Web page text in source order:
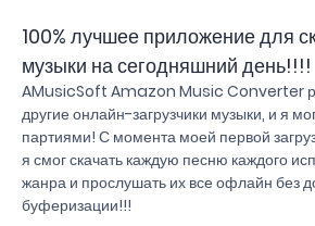
100% лучшее приложение для
музыки на сегодняшний день!!!!
AMusicSoft Amazon Music Converter
другие онлайн-загрузчики музыки, и я
партиями! С момента моей первой
я смог скачать каждую песню каждого
жанра и прослушать их все офлайн без
буферизации!!!